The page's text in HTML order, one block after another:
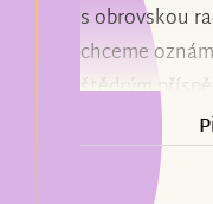
s obrovskou
chceme
štědrým
dosáhli cíle
pro náš